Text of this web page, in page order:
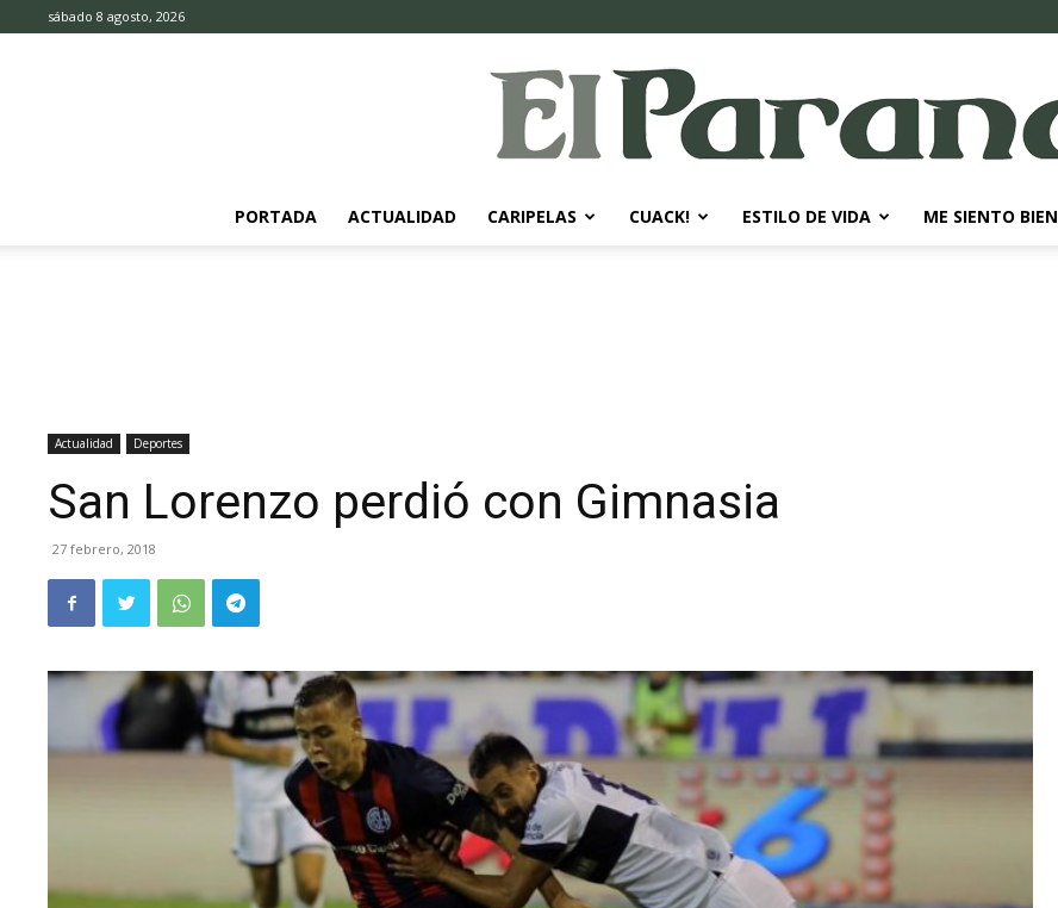
sábado 8 agosto, 2026
PORTADA ACTUALIDAD CARIPELAS CUACK! ESTILO DE VIDA ME SIENTO BIEN
Actualidad Deportes
San Lorenzo perdió con Gimnasia
27 febrero, 2018